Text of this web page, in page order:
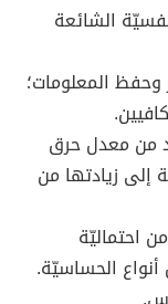
الشائعة
وحفظ المعلومات؛
من معدل حرق
إلى زيادتها من
احتماليّة
أنواع الحساسيّة.